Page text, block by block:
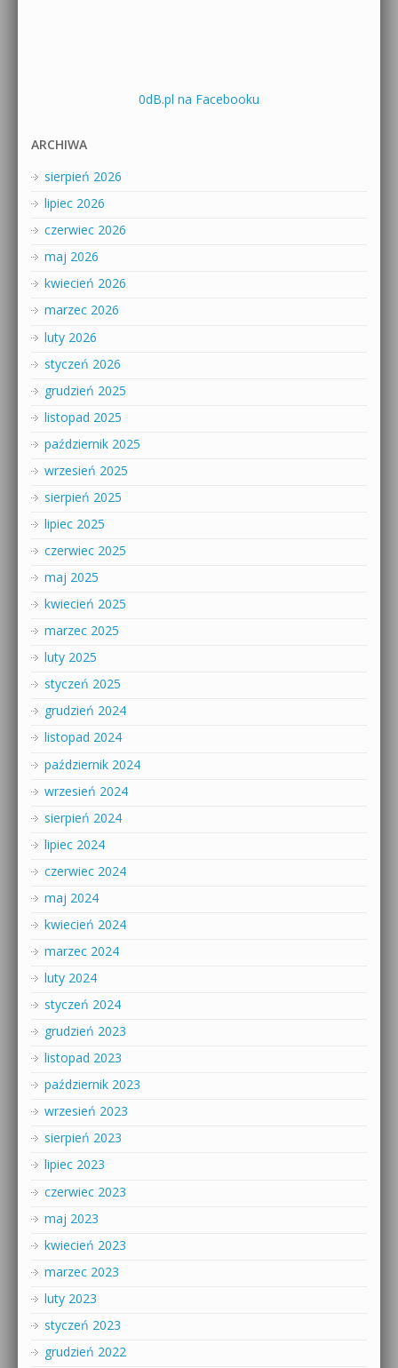
0dB.pl na Facebooku
ARCHIWA
sierpień 2026
lipiec 2026
czerwiec 2026
maj 2026
kwiecień 2026
marzec 2026
luty 2026
styczeń 2026
grudzień 2025
listopad 2025
październik 2025
wrzesień 2025
sierpień 2025
lipiec 2025
czerwiec 2025
maj 2025
kwiecień 2025
marzec 2025
luty 2025
styczeń 2025
grudzień 2024
listopad 2024
październik 2024
wrzesień 2024
sierpień 2024
lipiec 2024
czerwiec 2024
maj 2024
kwiecień 2024
marzec 2024
luty 2024
styczeń 2024
grudzień 2023
listopad 2023
październik 2023
wrzesień 2023
sierpień 2023
lipiec 2023
czerwiec 2023
maj 2023
kwiecień 2023
marzec 2023
luty 2023
styczeń 2023
grudzień 2022